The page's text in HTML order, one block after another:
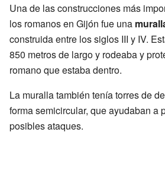
Una de las construcciones más
los romanos en Gijón fue una
construida entre los siglos III y IV.
850 metros de largo y rodeaba y
romano que estaba dentro.
La muralla también tenía torres de
forma semicircular, que ayudaban a
posibles ataques.